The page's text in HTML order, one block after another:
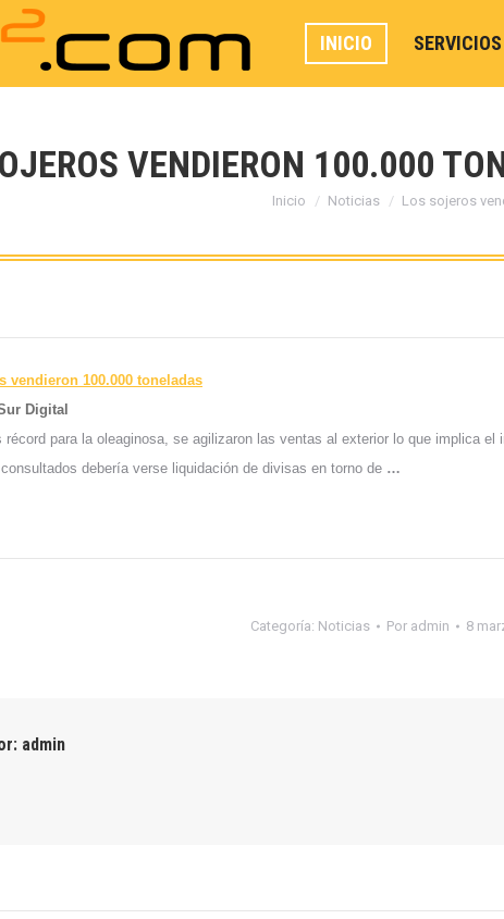
INICIO SERVICIOS
VENDIERON 100.000
Estás aquí:
Inicio Noticias Los sojeros
vendieron 100.000 toneladas
Digital
récord para la oleaginosa, se agilizaron las ventas al exterior lo que implica
debería verse liquidación de divisas en torno de …
Categoría: Noticias Por admin 8
admin